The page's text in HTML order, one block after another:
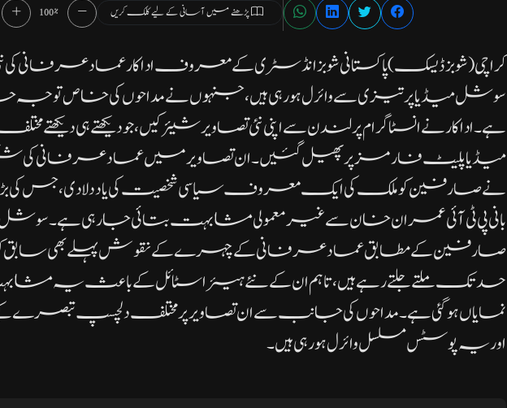
پڑھنے میں آسانی کے لیے کلک کریں 100%
کراچی( شو بز ڈیسک)پاکستانی شوبز انڈسٹری کے معروف اداکار عماد عرفانی کی
سوشل میڈیا پر تیزی سے وائرل ہو رہی ہیں، جنہوں نے مداحوں کی خاص
ہے۔اداکار نے انسٹاگرام پر لندن سے اپنی نئی تصاویر شیئر کیں، جو دیکھتے ہی دیکھتے
میڈیا پلیٹ فارمز پر پھیل گئیں۔ان تصاویر میں عماد عرفانی کی
نے صارفین کو ملک کی ایک معروف سیاسی شخصیت کی یاد دلا دی، جس کی
بانی پی ٹی آئی عمران خان سے غیر معمولی مشابہت بتائی جا رہی
صارفین کے مطابق عماد عرفانی کے چہرے کے نقوش پہلے بھی سابق
حد تک ملتے جلتے رہے ہیں، تاہم ان کے نئے ہیئر اسٹائل کے باعث یہ
نمایاں ہو گئی ہے۔مداحوں کی جانب سے ان تصاویر پر مختلف دلچسپ تبصرے
اور یہ پوسٹس مسلسل وائرل ہو رہی ہیں۔